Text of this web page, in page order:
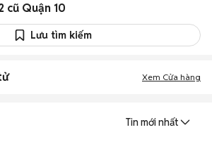
cũ Quận 10
Lưu tìm kiếm
Xem Cửa hàng
Tin mới nhất